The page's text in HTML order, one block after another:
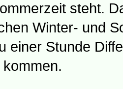
steht.
Winter- und
einer Stunde